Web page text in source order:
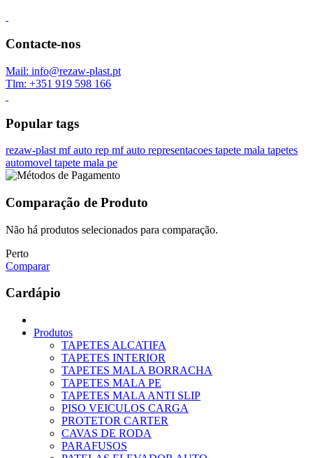
Contacte-nos
Mail: info@rezaw-plast.pt
Tlm: +351 919 598 166
Popular tags
rezaw-plast mf auto rep mf auto representacoes tapete mala tapetes
automovel tapete mala pe
Comparação de Produto
Não há produtos selecionados para comparação.
Perto
Comparar
Cardápio
Produtos
TAPETES ALCATIFA
TAPETES INTERIOR
TAPETES MALA BORRACHA
TAPETES MALA PE
TAPETES MALA ANTI SLIP
PISO VEICULOS CARGA
PROTETOR CARTER
CAVAS DE RODA
PARAFUSOS